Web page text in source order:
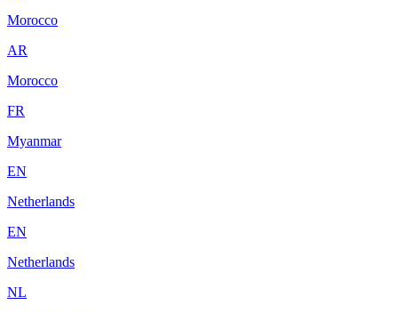
Morocco
AR
Morocco
FR
Myanmar
EN
Netherlands
EN
Netherlands
NL